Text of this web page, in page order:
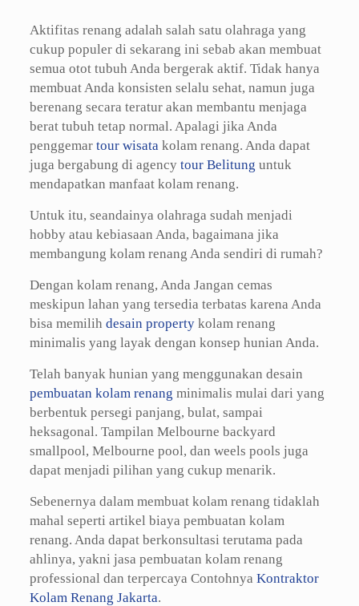
Aktifitas renang adalah salah satu olahraga yang
cukup populer di sekarang ini sebab akan membuat
semua otot tubuh Anda bergerak aktif. Tidak hanya
membuat Anda konsisten selalu sehat, namun juga
berenang secara teratur akan membantu menjaga
berat tubuh tetap normal. Apalagi jika Anda
penggemar tour wisatakolam renang. Anda dapat
juga bergabung di agency tour Belitung untuk
mendapatkan manfaat kolam renang.
Untuk itu, seandainya olahraga sudah menjadi
hobby atau kebiasaan Anda, bagaimana jika
membangung kolam renang Anda sendiri di rumah?
Dengan kolam renang, Anda Jangan cemas
meskipun lahan yang tersedia terbatas karena Anda
bisa memilih desain propertykolam renang
minimalis yang layak dengan konsep hunian Anda.
Telah banyak hunian yang menggunakan desain
pembuatan kolam renang minimalis mulai dari yang
berbentuk persegi panjang, bulat, sampai
heksagonal. Tampilan Melbourne backyard
smallpool, Melbourne pool, dan weels pools juga
dapat menjadi pilihan yang cukup menarik.
Sebenernya dalam membuat kolam renang tidaklah
mahal seperti artikel biaya pembuatan kolam
renang. Anda dapat berkonsultasi terutama pada
ahlinya, yakni jasa pembuatan kolam renang
professional dan terpercaya Contohnya Kontraktor
Kolam Renang Jakarta.